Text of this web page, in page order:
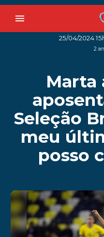
menu
25/04/2024
2
Marta
Seleção
meu
posso